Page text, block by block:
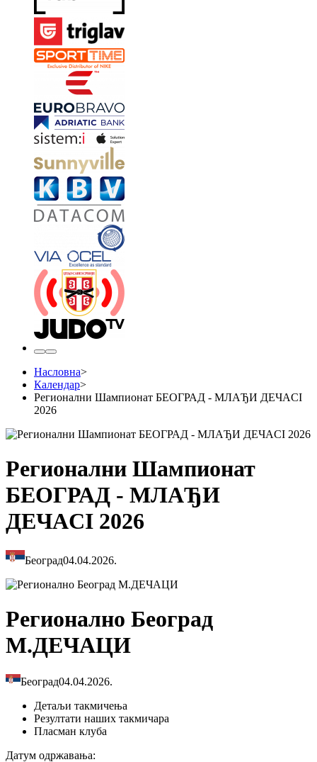
Насловна>
Календар>
Регионални Шампионат БЕОГРАД - МЛАЂИ ДЕЧАCI
2026
Регионални Шампионат
БЕОГРАД - МЛАЂИ
ДЕЧАCI 2026
Београд04.04.2026.
Регионално Београд
М.ДЕЧАЦИ
Београд04.04.2026.
Детаљи такмичења
Резултати наших такмичара
Пласман клуба
Датум одржавања: